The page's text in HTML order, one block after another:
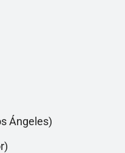
Ángeles)